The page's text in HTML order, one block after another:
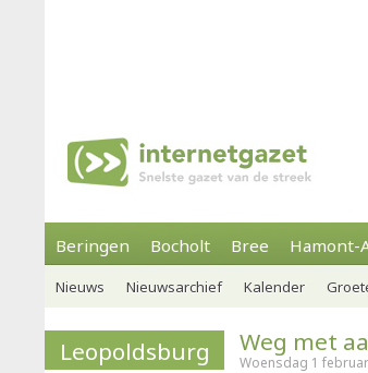
Beringen Bocholt Bree Hamont-
Nieuws Nieuwsarchief Kalender
Leopoldsburg Weg met
Woensdag 1